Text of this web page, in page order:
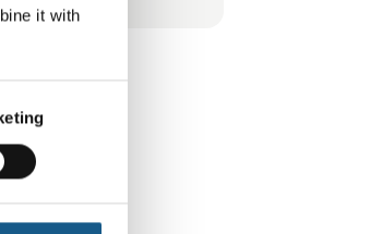
it with
anvendes som
– eller
alle dele er optimalt
vi universelle,
løsninger, der bruges